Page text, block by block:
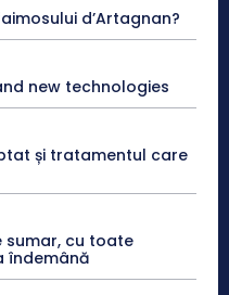
d’Artagnan?
new technologies
și tratamentul care
sumar, cu toate
îndemână